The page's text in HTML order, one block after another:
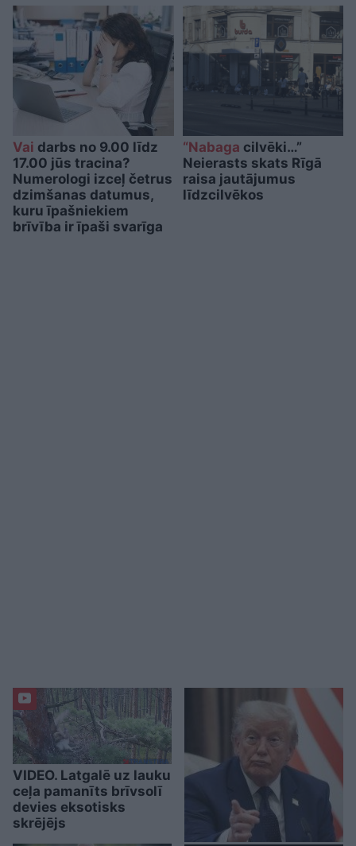
Vai darbs no 9.00 līdz
17.00 jūs tracina?
Numerologi izceļ četrus
dzimšanas datumus,
kuru īpašniekiem
brīvība ir īpaši svarīga
“Nabaga cilvēki…”
Neierasts skats Rīgā
raisa jautājumus
līdzcilvēkos
VIDEO. Latgalē uz lauku
ceļa pamanīts brīvsolī
devies eksotisks
skrējējs